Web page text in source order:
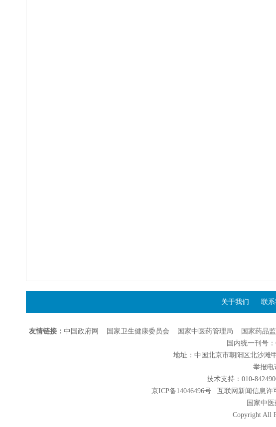
关于我们 联系
友情链接： 中国政府网 国家卫生健康委员会 国家中医药管理局 国家药品
国内统一刊号
地址：中国北京市朝阳区北沙
举报电
技术支持：010-
京ICP备14046496号
互联网新闻信息许
国家中
Copyright All